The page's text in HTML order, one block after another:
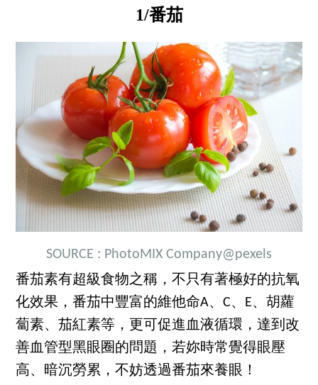
1/番茄
SOURCE : PhotoMIX Company@pexels
番茄素有超級食物之稱，不只有著極好的抗氧
化效果，番茄中豐富的維他命A、C、E、胡蘿
蔔素、茄紅素等，更可促進血液循環，達到改
善血管型黑眼圈的問題，若妳時常覺得眼壓
高、暗沉勞累，不妨透過番茄來養眼！